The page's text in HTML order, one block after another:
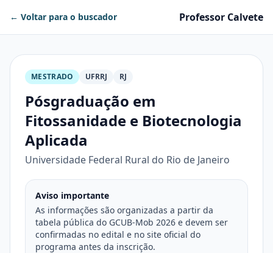
← Voltar para o buscador Professor Calvete
MESTRADO UFRRJ RJ
Pósgraduação em
Fitossanidade e Biotecnologia
Aplicada
Universidade Federal Rural do Rio de Janeiro
Aviso importante
As informações são organizadas a partir da
tabela pública do GCUB-Mob 2026 e devem ser
confirmadas no edital e no site oficial do
programa antes da inscrição.